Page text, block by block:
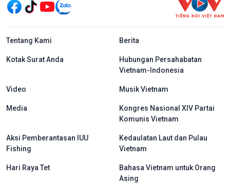
menu footer tiếng Indo
Tentang Kami Berita
Kotak Surat Anda
Hubungan Persahabatan
Vietnam-Indonesia
Video Musik Vietnam
Media
Kongres Nasional XIV Partai
Komunis Vietnam
Aksi Pemberantasan IUU
Fishing
Kedaulatan Laut dan Pulau
Vietnam
Hari Raya Tet
Bahasa Vietnam untuk Orang
Asing